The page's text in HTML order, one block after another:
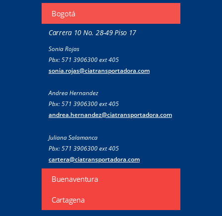
Bogotá
Carrera 10 No. 28-49 Piso 17
Sonia Rojas
Pbx: 571 3906300 ext 405
sonia.rojas@ciatransportadora.com
Andrea Hernandez
Pbx: 571 3906300 ext 405
andrea.hernandez@ciatransportadora.com
Juliana Salamanca
Pbx: 571 3906300 ext 405
cartera@ciatransportadora.com
Buenaventura
Cartagena